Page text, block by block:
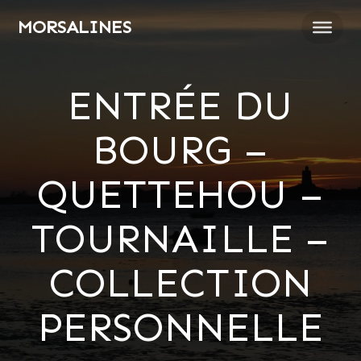
MORSALINES
ENTRÉE DU
BOURG –
QUETTEHOU –
TOURNAILLE –
COLLECTION
PERSONNELLE